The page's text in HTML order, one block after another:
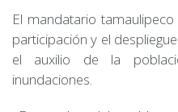
El mandatario
participación y el
el auxilio de la
inundaciones.